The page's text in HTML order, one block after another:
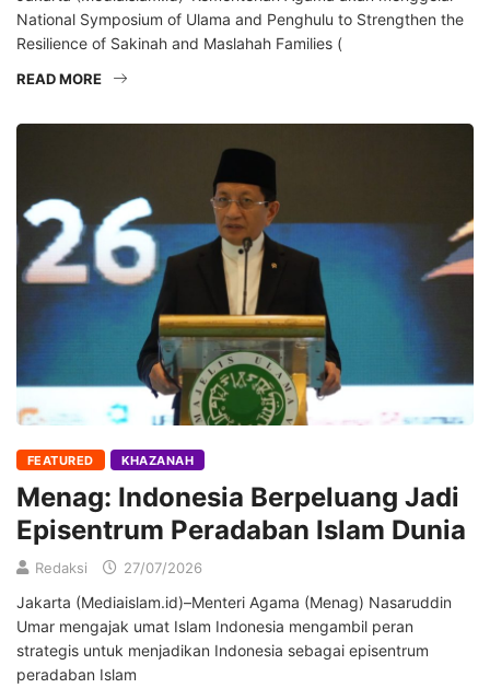
National Symposium of Ulama and Penghulu to Strengthen the
Resilience of Sakinah and Maslahah Families (
READ MORE
FEATURED KHAZANAH
Menag: Indonesia Berpeluang Jadi
Episentrum Peradaban Islam Dunia
Redaksi 27/07/2026
Jakarta (Mediaislam.id)–Menteri Agama (Menag) Nasaruddin
Umar mengajak umat Islam Indonesia mengambil peran
strategis untuk menjadikan Indonesia sebagai episentrum
peradaban Islam